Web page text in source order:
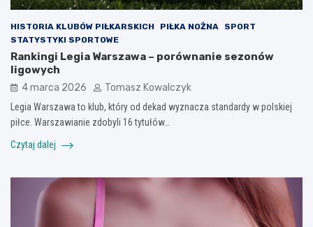
HISTORIA KLUBÓW PIŁKARSKICH PIŁKA NOŻNA
SPORT
STATYSTYKI SPORTOWE
Rankingi Legia Warszawa – porównanie sezonów
ligowych
4 marca 2026 Tomasz Kowalczyk
Legia Warszawa to klub, który od dekad wyznacza standardy w polskiej
piłce. Warszawianie zdobyli 16 tytułów…
Czytaj dalej